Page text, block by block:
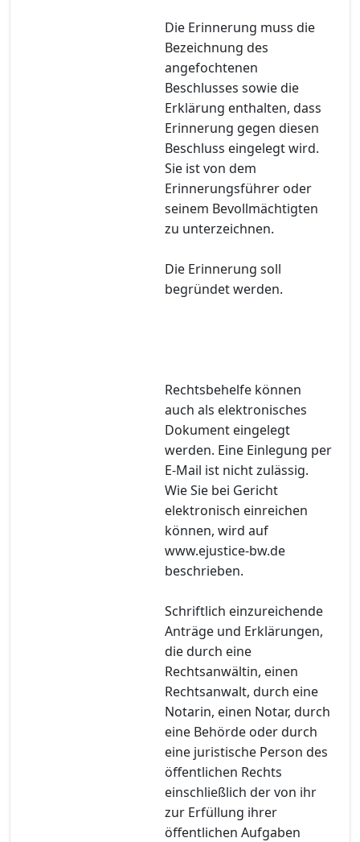
Die Erinnerung muss die
Bezeichnung des
angefochtenen
Beschlusses sowie die
Erklärung enthalten, dass
Erinnerung gegen diesen
Beschluss eingelegt wird.
Sie ist von dem
Erinnerungsführer oder
seinem Bevollmächtigten
zu unterzeichnen.
Die Erinnerung soll
begründet werden.
Rechtsbehelfe können
auch als elektronisches
Dokument eingelegt
werden. Eine Einlegung per
E-Mail ist nicht zulässig.
Wie Sie bei Gericht
elektronisch einreichen
können, wird auf
www.ejustice-bw.de
beschrieben.
Schriftlich einzureichende
Anträge und Erklärungen,
die durch eine
Rechtsanwältin, einen
Rechtsanwalt, durch eine
Notarin, einen Notar, durch
eine Behörde oder durch
eine juristische Person des
öffentlichen Rechts
einschließlich der von ihr
zur Erfüllung ihrer
öffentlichen Aufgaben